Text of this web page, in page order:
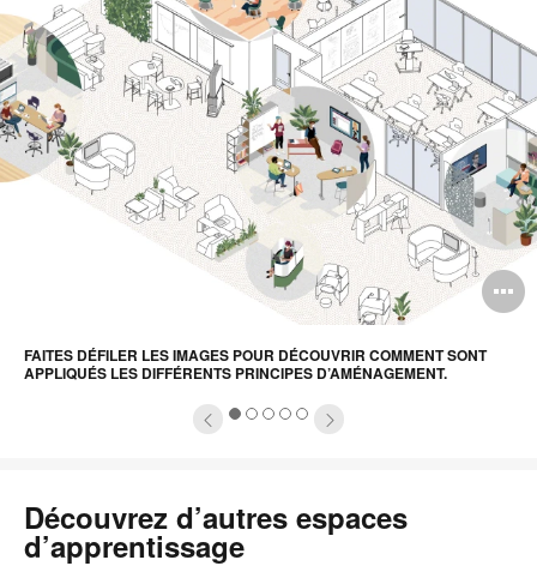
pour
découvrir
comment
sont
appliqués
les
différents
principes
d’aménagement.
FAITES DÉFILER LES IMAGES POUR DÉCOUVRIR COMMENT SONT
APPLIQUÉS LES DIFFÉRENTS PRINCIPES D’AMÉNAGEMENT.
12345
Découvrez d’autres espaces
d’apprentissage